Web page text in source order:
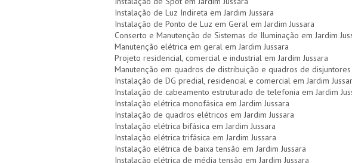
Instalação de Luz Indireta em Jardim Jussara
Instalação de Ponto de Luz em Geral em Jardim Jussara
Conserto e Manutenção de Sistemas de Iluminação em Jardim
Manutenção elétrica em geral em Jardim Jussara
Projeto residencial, comercial e industrial em Jardim Jussara
Manutenção em quadros de distribuição e quadros de disjuntores
Instalação de DG predial, residencial e comercial em Jardim
Instalação de cabeamento estruturado de telefonia em Jardim
Instalação elétrica monofásica em Jardim Jussara
Instalação de quadros elétricos em Jardim Jussara
Instalação elétrica bifásica em Jardim Jussara
Instalação elétrica trifásica em Jardim Jussara
Instalação elétrica de baixa tensão em Jardim Jussara
Instalação elétrica de média tensão em Jardim Jussara